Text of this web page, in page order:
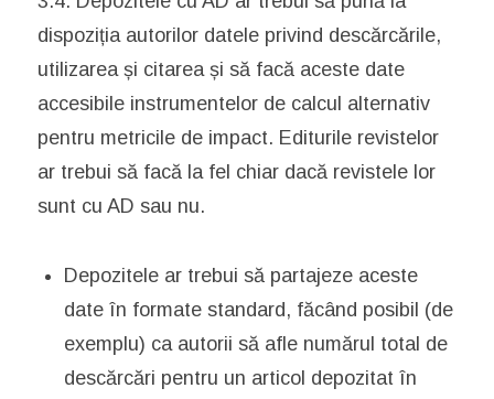
dispoziția autorilor datele privind descărcările,
utilizarea și citarea și să facă aceste date
accesibile instrumentelor de calcul alternativ
pentru metricile de impact. Editurile revistelor
ar trebui să facă la fel chiar dacă revistele lor
sunt cu AD sau nu.
Depozitele ar trebui să partajeze aceste
date în formate standard, făcând posibil (de
exemplu) ca autorii să afle numărul total de
descărcări pentru un articol depozitat în